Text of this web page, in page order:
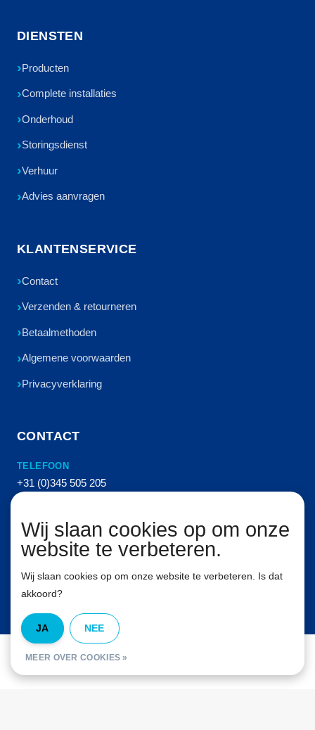
DIENSTEN
Producten
Complete installaties
Onderhoud
Storingsdienst
Verhuur
Advies aanvragen
KLANTENSERVICE
Contact
Verzenden & retourneren
Betaalmethoden
Algemene voorwaarden
Privacyverklaring
CONTACT
TELEFOON
+31 (0)345 505 205
info@vanhemertperslucht.nl
ADRES
Molenkampstraat 16
4157 GN Enspijk
© Van Hemert Persluchttechniek B.V. Alle rechten voorbehouden. 2026
Wij slaan cookies op om onze
website te verbeteren.
Wij slaan cookies op om onze website te verbeteren. Is dat
akkoord?
JA NEE
MEER OVER COOKIES »